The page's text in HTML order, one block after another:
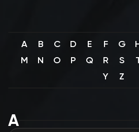
A B C D E F G
M
N O P Q R S
Y
Z
A